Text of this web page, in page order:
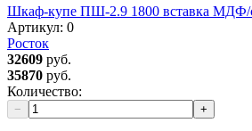
Шкаф-купе ПШ-2.9 1800 вставка МДФ/
Артикул: 0
Росток
32609 руб.
35870 руб.
Количество:
− +